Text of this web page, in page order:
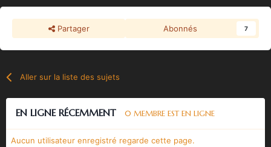
Partager Abonnés 7
Aller sur la liste des sujets
EN LIGNE RÉCEMMENT 0 MEMBRE EST EN LIGNE
Aucun utilisateur enregistré regarde cette page.